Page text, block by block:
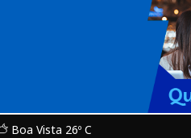
Boa Vista 26º C